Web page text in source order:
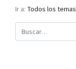
Ir a: Todos los temas